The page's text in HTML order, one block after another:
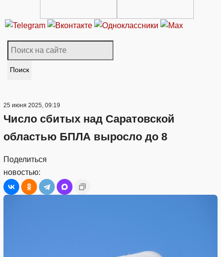
Поиск
25 июня 2025, 09:19
Число сбитых над Саратовской
областью БПЛА выросло до 8
Поделиться
новостью: